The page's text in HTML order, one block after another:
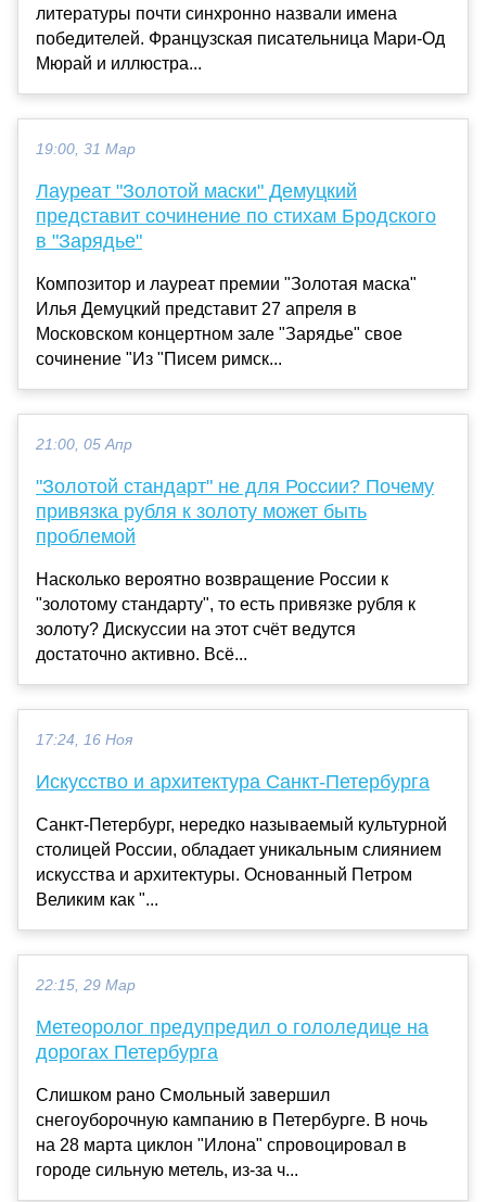
литературы почти синхронно назвали имена
победителей. Французская писательница Мари-Од
Мюрай и иллюстра...
19:00, 31 Мар
Лауреат "Золотой маски" Демуцкий
представит сочинение по стихам Бродского
в "Зарядье"
Композитор и лауреат премии "Золотая маска"
Илья Демуцкий представит 27 апреля в
Московском концертном зале "Зарядье" свое
сочинение "Из "Писем римск...
21:00, 05 Апр
"Золотой стандарт" не для России? Почему
привязка рубля к золоту может быть
проблемой
Насколько вероятно возвращение России к
"золотому стандарту", то есть привязке рубля к
золоту? Дискуссии на этот счёт ведутся
достаточно активно. Всё...
17:24, 16 Ноя
Искусство и архитектура Санкт-Петербурга
Санкт-Петербург, нередко называемый культурной
столицей России, обладает уникальным слиянием
искусства и архитектуры. Основанный Петром
Великим как "...
22:15, 29 Мар
Метеоролог предупредил о гололедице на
дорогах Петербурга
Слишком рано Смольный завершил
снегоуборочную кампанию в Петербурге. В ночь
на 28 марта циклон "Илона" спровоцировал в
городе сильную метель, из-за ч...